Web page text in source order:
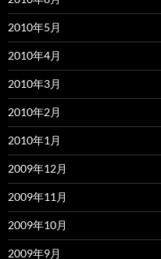
2010年5月
2010年4月
2010年3月
2010年2月
2010年1月
2009年12月
2009年11月
2009年10月
2009年9月